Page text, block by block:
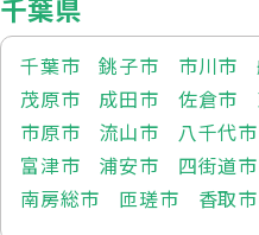
千葉県
千葉市 銚子市 市川市
茂原市
成田市 佐倉市
市原市
流山市 八千代市
富津市
浦安市 四街道市
南房総市
匝瑳市 香取市